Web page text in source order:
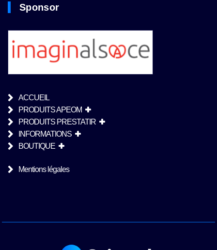
Sponsor
ACCUEIL
PRODUITS APEOM
PRODUITS PRESTATIR
INFORMATIONS
BOUTIQUE
Mentions légales